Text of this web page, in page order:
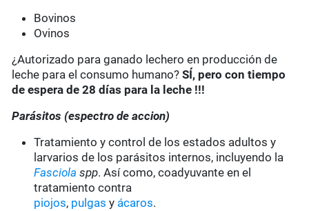
Bovinos
Ovinos
¿Autorizado para ganado lechero en producción de
leche para el consumo humano?SÍ, pero con tiempo
de espera de 28 días para la leche !!!
Parásitos (espectro de accion)
Tratamiento y control de los estados adultos y
larvarios de los parásitos internos, incluyendo la
Fasciola spp. Así como, coadyuvante en el
tratamiento contra
piojos, pulgas y ácaros.